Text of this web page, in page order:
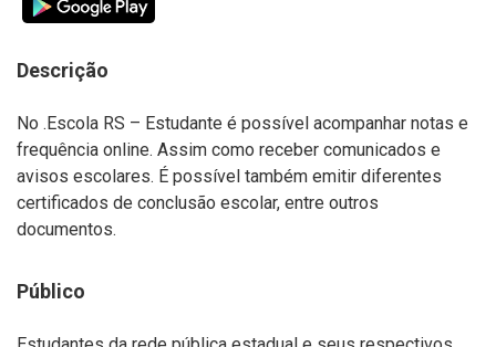
Descrição
No .Escola RS – Estudante é possível acompanhar notas e
frequência online. Assim como receber comunicados e
avisos escolares. É possível também emitir diferentes
certificados de conclusão escolar, entre outros
documentos.
Público